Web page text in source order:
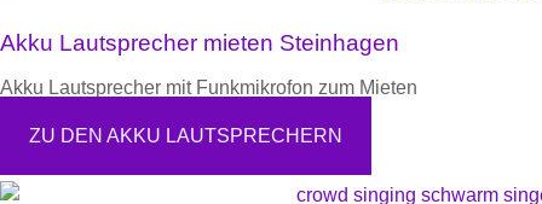
Akku Lautsprecher mieten Steinhagen
Akku Lautsprecher mit Funkmikrofon zum Mieten
ZU DEN AKKU LAUTSPRECHERN